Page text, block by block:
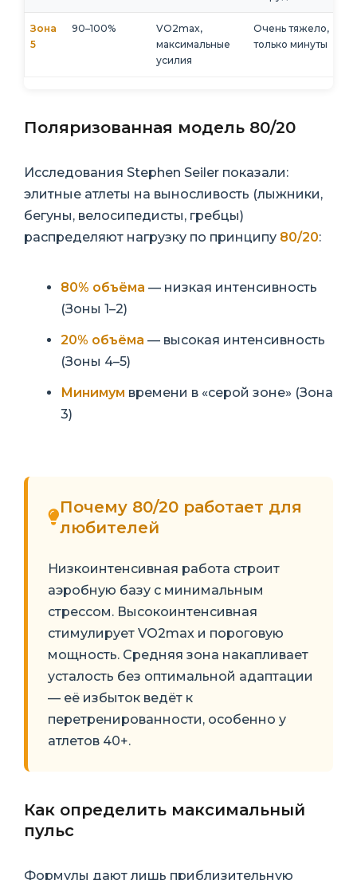
Зона
5
90–100%
VO2max,
максимальные
усилия
Очень тяжело,
только минуты
Поляризованная модель 80/20
Исследования Stephen Seiler показали:
элитные атлеты на выносливость (лыжники,
бегуны, велосипедисты, гребцы)
распределяют нагрузку по принципу 80/20:
80% объёма — низкая интенсивность
(Зоны 1–2)
20% объёма — высокая интенсивность
(Зоны 4–5)
Минимум времени в «серой зоне» (Зона
3)
Почему 80/20 работает для
любителей
Низкоинтенсивная работа строит
аэробную базу с минимальным
стрессом. Высокоинтенсивная
стимулирует VO2max и пороговую
мощность. Средняя зона накапливает
усталость без оптимальной адаптации
— её избыток ведёт к
перетренированности, особенно у
атлетов 40+.
Как определить максимальный
пульс
Формулы дают лишь приблизительную